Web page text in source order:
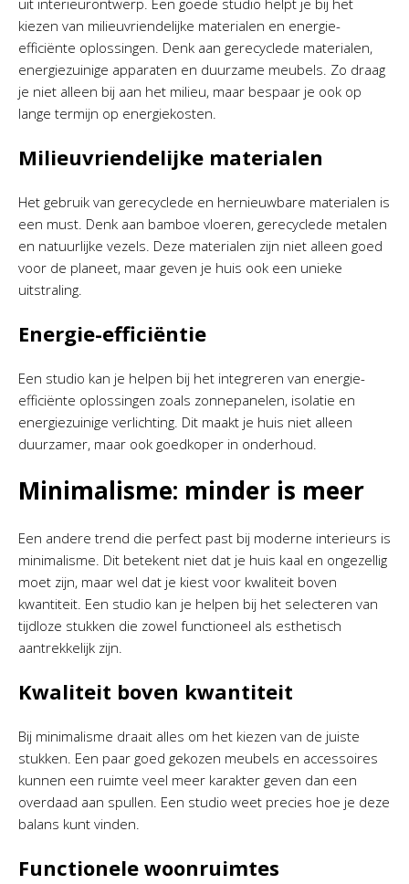
uit interieurontwerp. Een goede studio helpt je bij het
kiezen van milieuvriendelijke materialen en energie-
efficiënte oplossingen. Denk aan gerecyclede materialen,
energiezuinige apparaten en duurzame meubels. Zo draag
je niet alleen bij aan het milieu, maar bespaar je ook op
lange termijn op energiekosten.
Milieuvriendelijke materialen
Het gebruik van gerecyclede en hernieuwbare materialen is
een must. Denk aan bamboe vloeren, gerecyclede metalen
en natuurlijke vezels. Deze materialen zijn niet alleen goed
voor de planeet, maar geven je huis ook een unieke
uitstraling.
Energie-efficiëntie
Een studio kan je helpen bij het integreren van energie-
efficiënte oplossingen zoals zonnepanelen, isolatie en
energiezuinige verlichting. Dit maakt je huis niet alleen
duurzamer, maar ook goedkoper in onderhoud.
Minimalisme: minder is meer
Een andere trend die perfect past bij moderne interieurs is
minimalisme. Dit betekent niet dat je huis kaal en ongezellig
moet zijn, maar wel dat je kiest voor kwaliteit boven
kwantiteit. Een studio kan je helpen bij het selecteren van
tijdloze stukken die zowel functioneel als esthetisch
aantrekkelijk zijn.
Kwaliteit boven kwantiteit
Bij minimalisme draait alles om het kiezen van de juiste
stukken. Een paar goed gekozen meubels en accessoires
kunnen een ruimte veel meer karakter geven dan een
overdaad aan spullen. Een studio weet precies hoe je deze
balans kunt vinden.
Functionele woonruimtes